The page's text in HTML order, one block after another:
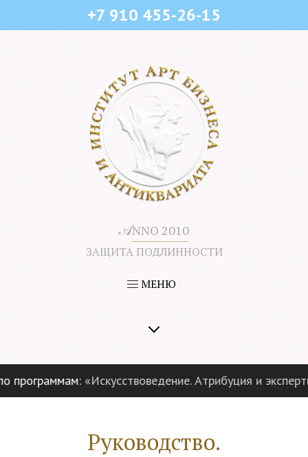
+7 910 455-26-15
𝒜NNO 2010
ЗАЩИТА ПОДЛИННОСТИ
МЕНЮ
«Искусствоведение. Атрибуция и экспертиза
Руководство.